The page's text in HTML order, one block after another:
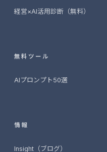
経営×AI活用診断（無料）
無料ツール
AIプロンプト50選
情報
Insight（ブログ）